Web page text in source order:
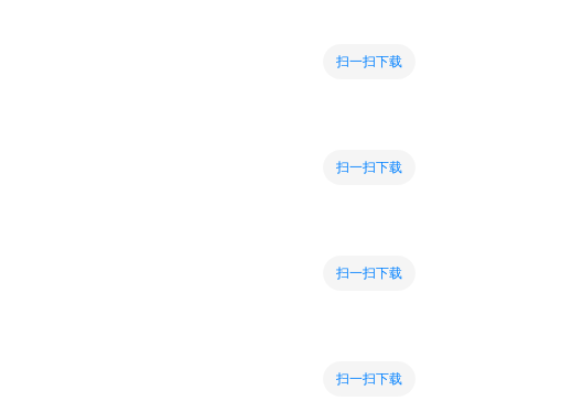
扫一扫下载
扫一扫下载
扫一扫下载
扫一扫下载